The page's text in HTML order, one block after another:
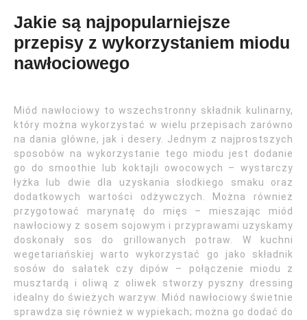
Jakie są najpopularniejsze
przepisy z wykorzystaniem miodu
nawłociowego
Miód nawłociowy to wszechstronny składnik kulinarny,
który można wykorzystać w wielu przepisach zarówno
na dania główne, jak i desery. Jednym z najprostszych
sposobów na wykorzystanie tego miodu jest dodanie
go do smoothie lub koktajli owocowych – wystarczy
łyżka lub dwie dla uzyskania słodkiego smaku oraz
dodatkowych wartości odżywczych. Można również
przygotować marynatę do mięs – mieszając miód
nawłociowy z sosem sojowym i przyprawami uzyskamy
doskonały sos do grillowanych potraw. W kuchni
wegetariańskiej warto wykorzystać go jako składnik
sosów do sałatek czy dipów – połączenie miodu z
musztardą i oliwą z oliwek stworzy pyszny dressing
idealny do świeżych warzyw. Miód nawłociowy świetnie
sprawdza się również w wypiekach; można go dodać do